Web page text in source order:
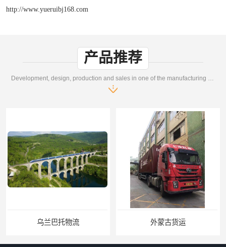
http://www.yueruibj168.com
产品推荐
乌兰巴托物流 外蒙古货运